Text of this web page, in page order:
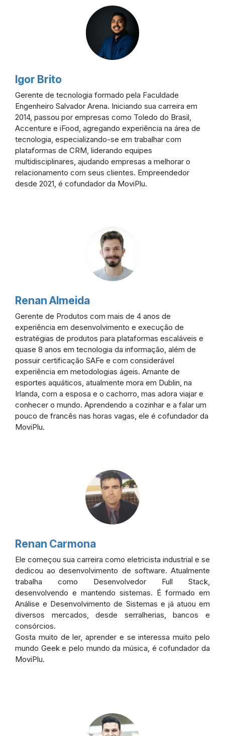
Igor Brito
Gerente de tecnologia formado pela Faculdade
Engenheiro Salvador Arena. Iniciando sua carreira em
2014, passou por empresas como Toledo do Brasil,
Accenture e iFood, agregando experiência na área de
tecnologia, especializando-se em trabalhar com
plataformas de CRM, liderando equipes
multidisciplinares, ajudando empresas a melhorar o
relacionamento com seus clientes. Empreendedor
desde 2021, é cofundador da MoviPlu.
Renan Almeida
Gerente de Produtos com mais de 4 anos de
experiência em desenvolvimento e execução de
estratégias de produtos para plataformas escaláveis e
quase 8 anos em tecnologia da informação, além de
possuir certificação SAFe e com considerável
experiência em metodologias ágeis. Amante de
esportes aquáticos, atualmente mora em Dublin, na
Irlanda, com a esposa e o cachorro, mas adora viajar e
conhecer o mundo. Aprendendo a cozinhar e a falar um
pouco de francês nas horas vagas, ele é cofundador da
MoviPlu.
Renan Carmona
Ele começou sua carreira como eletricista industrial e se
dedicou ao desenvolvimento de software. Atualmente
trabalha como Desenvolvedor Full Stack,
desenvolvendo e mantendo sistemas. É formado em
Análise e Desenvolvimento de Sistemas e já atuou em
diversos mercados, desde serralherias, bancos e
consórcios.
Gosta muito de ler, aprender e se interessa muito pelo
mundo Geek e pelo mundo da música, é cofundador da
MoviPlu.